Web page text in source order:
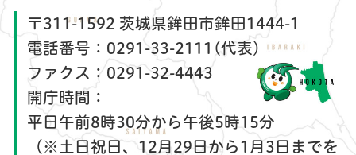
〒311-1592 茨城県鉾田市鉾田1444-1
電話番号： 0291-33-2111(代表)
ファクス： 0291-32-4443
開庁時間：
平日午前8時30分から午後5時15分
（※土日祝日、12月29日から1月3日までを